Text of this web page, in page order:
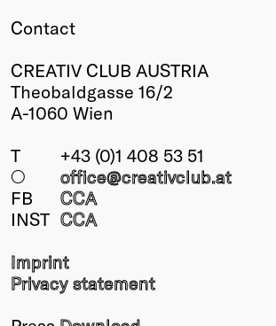
Contact
CREATIV CLUB AUSTRIA
Theobaldgasse 16/2
A-1060 Wien
T
+43 (0)1 408 53 51
○
office@creativclub.at
FB
CCA
INST CCA
Imprint
Privacy statement